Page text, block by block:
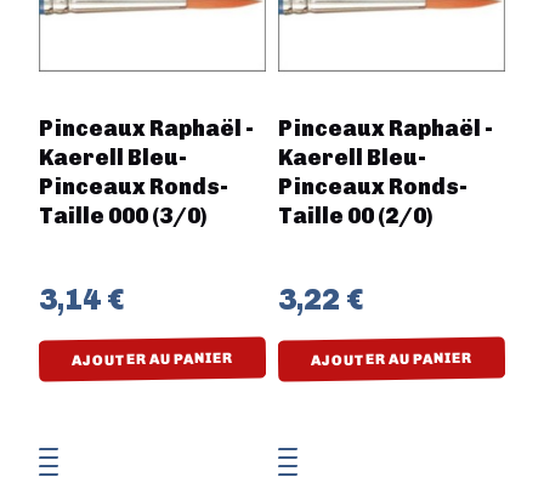
Pinceaux Raphaël -
Kaerell Bleu-
Pinceaux Ronds-
Taille 000 (3/0)
3,14 €
AJOUTER AU PANIER
Pinceaux Raphaël -
Kaerell Bleu-
Pinceaux Ronds-
Taille 00 (2/0)
3,22 €
AJOUTER AU PANIER